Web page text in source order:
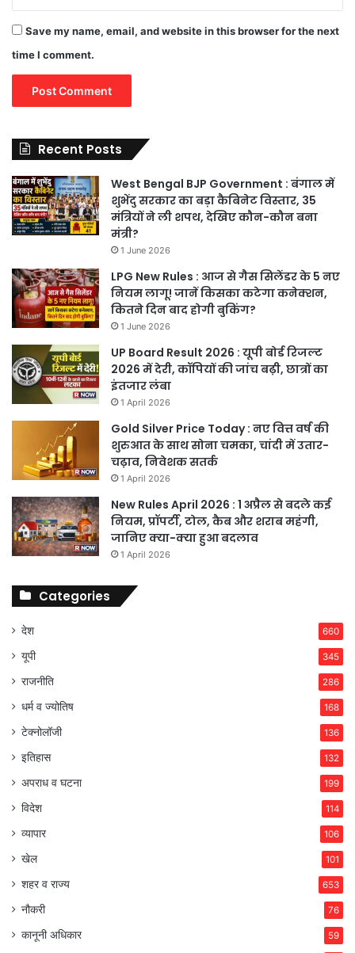
Save my name, email, and website in this browser for the next
time I comment.
Recent Posts
West Bengal BJP Government : बंगाल में
शुभेंदु सरकार का बड़ा कैबिनेट विस्तार, 35
मंत्रियों ने ली शपथ, देखिए कौन-कौन बना
मंत्री?
1 June 2026
LPG New Rules : आज से गैस सिलेंडर के 5 नए
नियम लागू! जानें किसका कटेगा कनेक्शन,
कितने दिन बाद होगी बुकिंग?
1 June 2026
UP Board Result 2026 : यूपी बोर्ड रिजल्ट
2026 में देरी, कॉपियों की जांच बढ़ी, छात्रों का
इंतजार लंबा
1 April 2026
Gold Silver Price Today : नए वित्त वर्ष की
शुरुआत के साथ सोना चमका, चांदी में उतार-
चढ़ाव, निवेशक सतर्क
1 April 2026
New Rules April 2026 : 1 अप्रैल से बदले कई
नियम, प्रॉपर्टी, टोल, कैब और शराब महंगी,
जानिए क्या-क्या हुआ बदलाव
1 April 2026
Categories
देश 660
यूपी 345
राजनीति 286
धर्म व ज्योतिष 168
टेक्नोलॉजी 136
इतिहास 132
अपराध व घटना 199
विदेश 114
व्यापार 106
खेल 101
शहर व राज्य 653
नौकरी 76
कानूनी अधिकार 59